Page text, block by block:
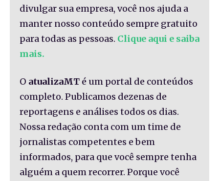
divulgar sua empresa, você nos ajuda a
manter nosso conteúdo sempre gratuito
para todas as pessoas. Clique aqui e saiba
mais.
O atualizaMT é um portal de conteúdos
completo. Publicamos dezenas de
reportagens e análises todos os dias.
Nossa redação conta com um time de
jornalistas competentes e bem
informados, para que você sempre tenha
alguém a quem recorrer. Porque você